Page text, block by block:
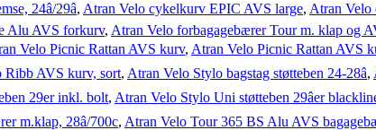
24â/29â, Atran Velo cykelkurv EPIC AVS large, Atran Velo
Alu AVS forkurv, Atran Velo forbagagebærer Tour m. klap og
Velo Picnic Rattan AVS kurv, Atran Velo Picnic Rattan AVS
Ribb AVS kurv, sort, Atran Velo Stylo bagstag støtteben 24-28â,
29er inkl. bolt, Atran Velo Stylo Uni støtteben 29âer
m.klap, 28â/700c, Atran Velo Tour 365 BS Alu AVS